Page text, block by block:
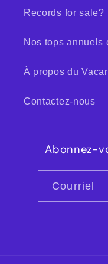
Records for sale?
Nos tops annuels
À propos du
Contactez-nous
Abonnez-
Courriel